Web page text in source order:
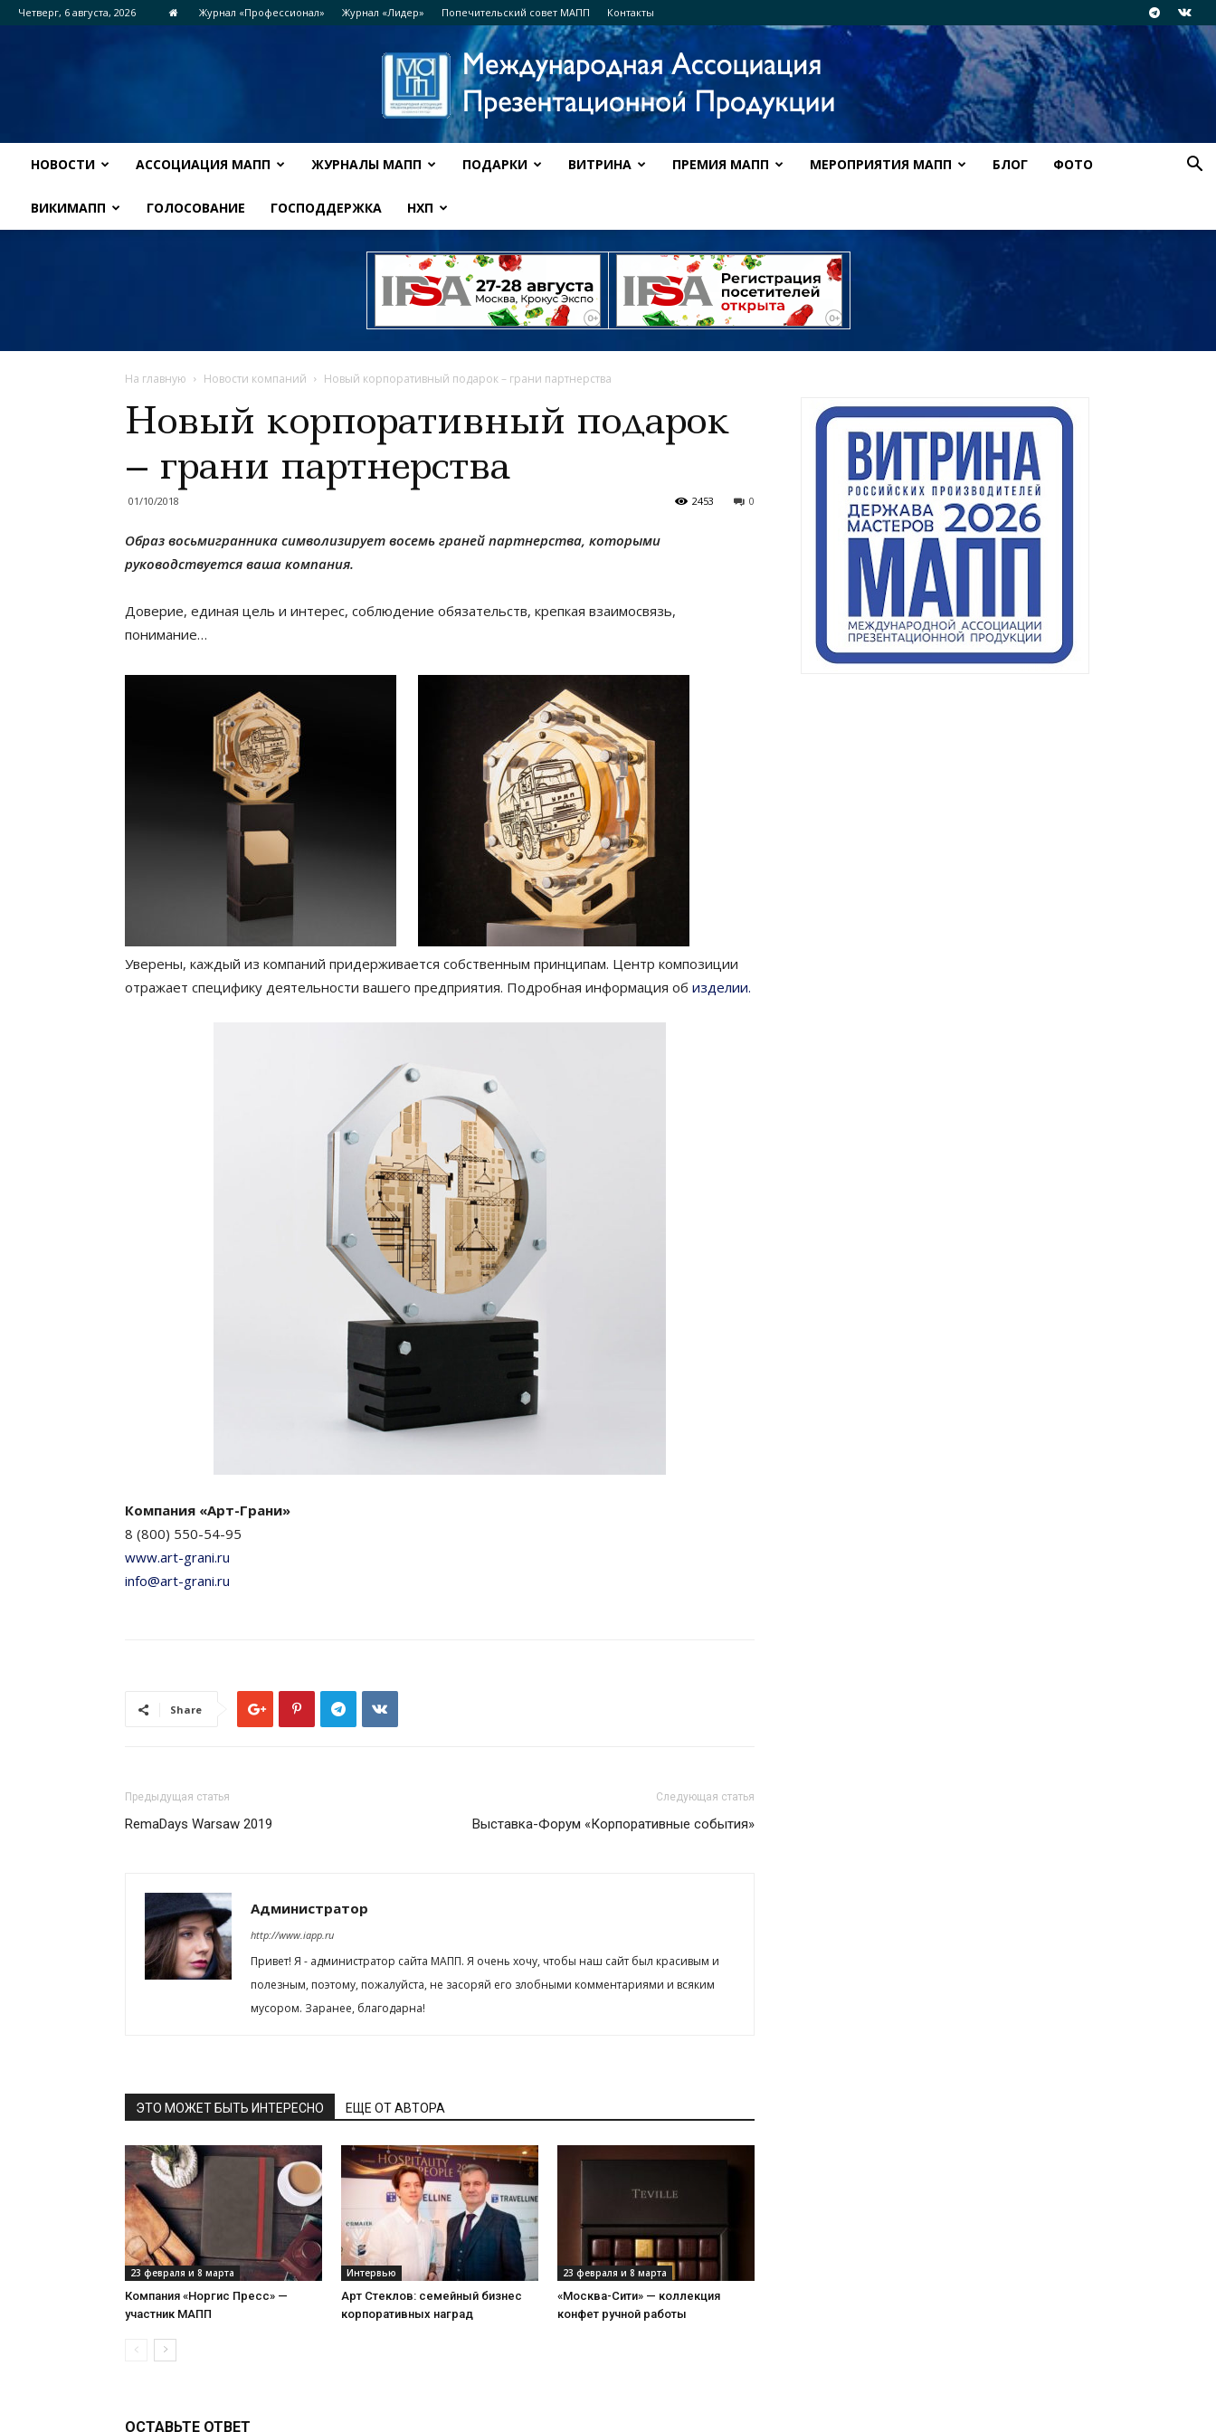
Четверг, 6 августа, 2026 Журнал «Профессионал» Журнал «Лидер» Попечительский совет МАПП Контакты
НОВОСТИ АССОЦИАЦИЯ МАПП ЖУРНАЛЫ МАПП ПОДАРКИ ВИТРИНА ПРЕМИЯ МАПП МЕРОПРИЯТИЯ МАПП БЛОГ ФОТО
ВИКИМАПП ГОЛОСОВАНИЕ ГОСПОДДЕРЖКА НХП
На главную Новости компаний Новый корпоративный подарок – грани партнерства
Новый корпоративный подарок
– грани партнерства
01/10/2018 0
2453
Образ восьмигранника символизирует восемь граней партнерства, которыми
руководствуется ваша компания.
Доверие, единая цель и интерес, соблюдение обязательств, крепкая взаимосвязь,
понимание…
Уверены, каждый из компаний придерживается собственным принципам. Центр композиции
отражает специфику деятельности вашего предприятия. Подробная информация об изделии.
Компания «Арт-Грани»
8 (800) 550-54-95
www.art-grani.ru
info@art-grani.ru
Share
Предыдущая статья
RemaDays Warsaw 2019
Следующая статья
Выставка-Форум «Корпоративные события»
Администратор
http://www.iapp.ru
Привет! Я - администратор сайта МАПП. Я очень хочу, чтобы наш сайт был красивым и
полезным, поэтому, пожалуйста, не засоряй его злобными комментариями и всяким
мусором. Заранее, благодарна!
ЭТО МОЖЕТ БЫТЬ ИНТЕРЕСНО ЕЩЕ ОТ АВТОРА
23 февраля и 8 марта
Компания «Норгис Пресс» —
участник МАПП
Интервью
Арт Стеклов: семейный бизнес
корпоративных наград
23 февраля и 8 марта
«Москва-Сити» — коллекция
конфет ручной работы
ОСТАВЬТЕ ОТВЕТ